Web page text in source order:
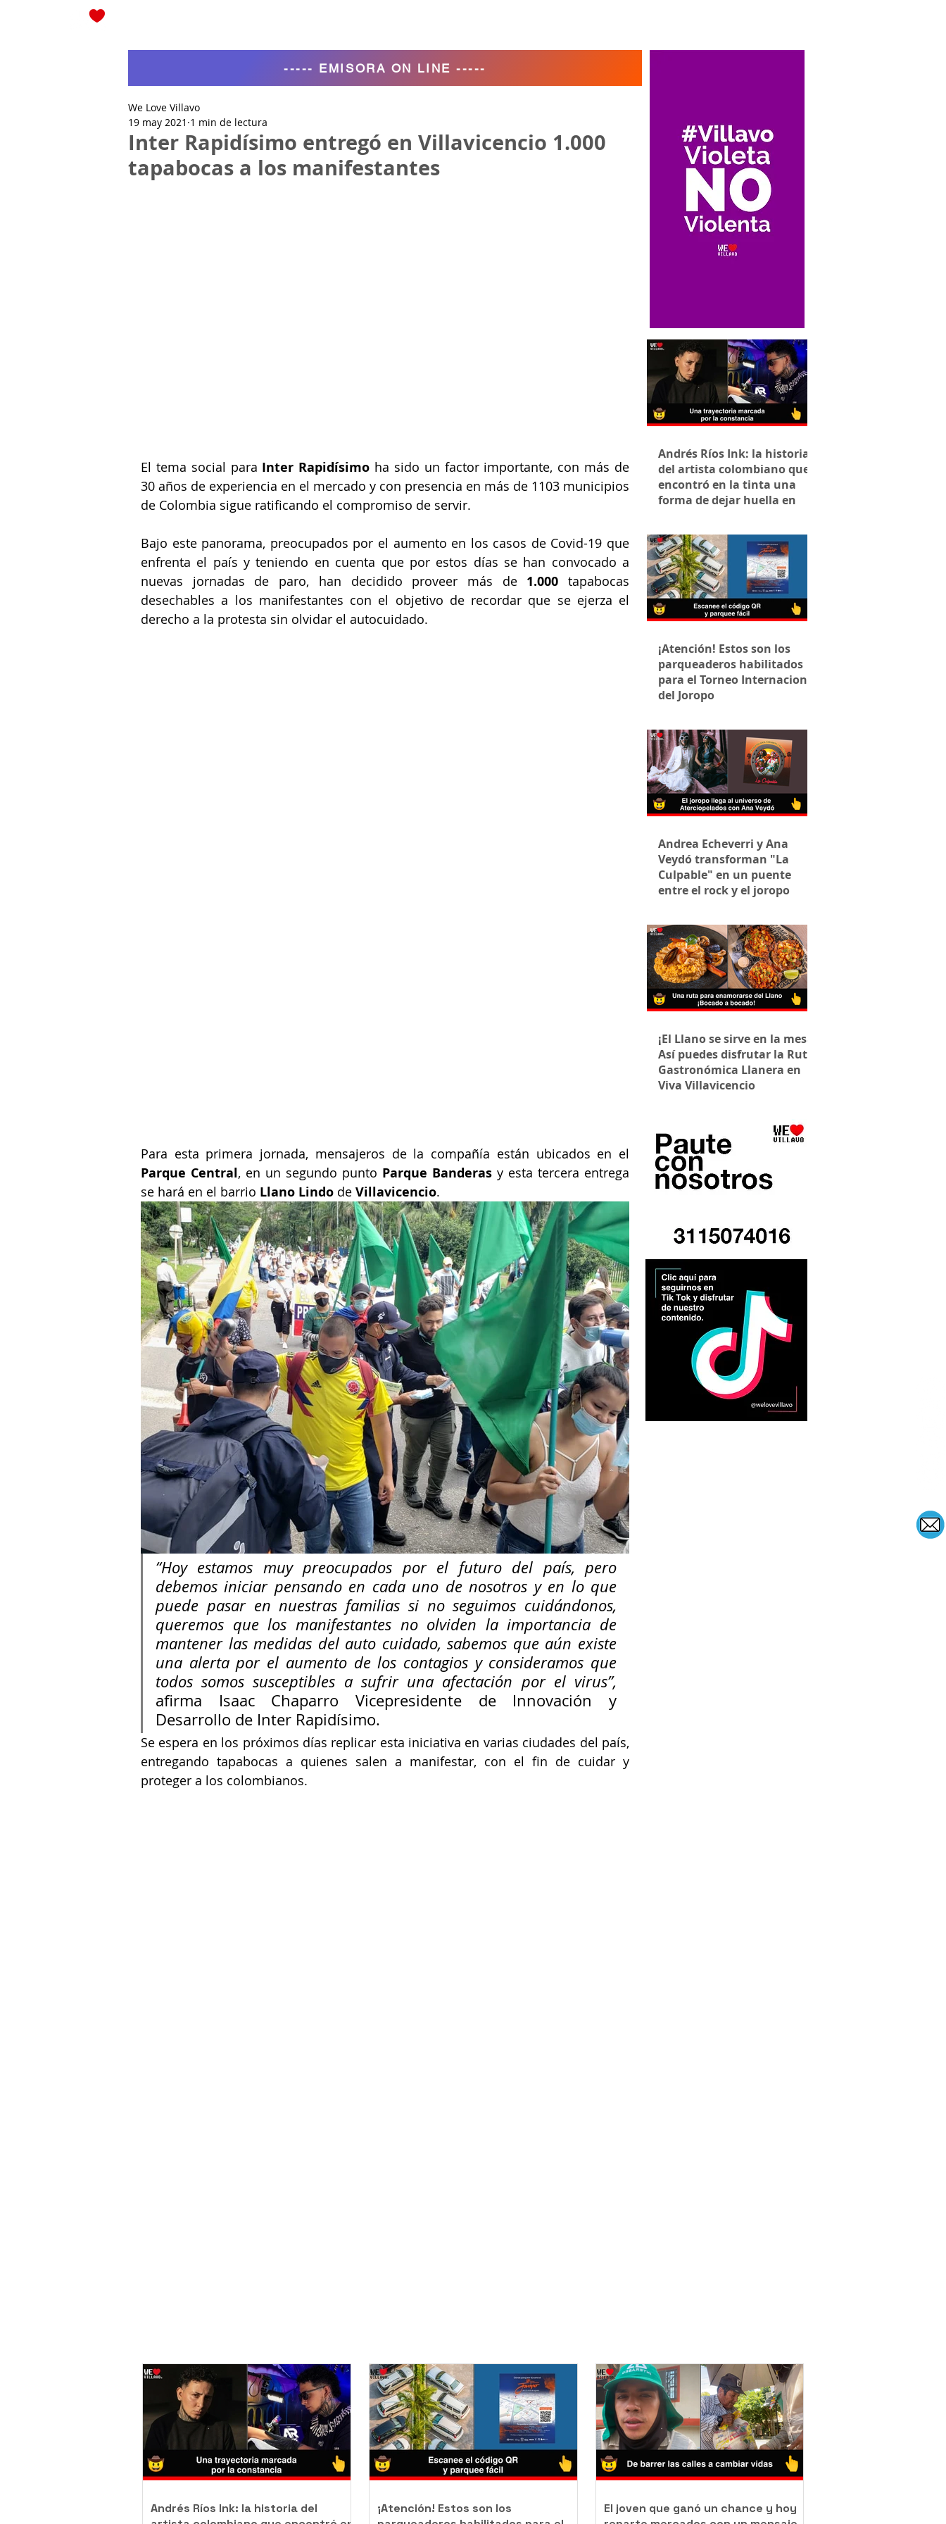
Inter Rapidísimo entregó en Villavicencio 1.000
tapabocas a los manifestantes
We Love Villavo
19 may 2021 1 min de lectura
El tema social para Inter Rapidísimo ha sido un factor importante, con más de
30 años de experiencia en el mercado y con presencia en más de 1103 municipios
de Colombia sigue ratificando el compromiso de servir.
Bajo este panorama, preocupados por el aumento en los casos de Covid-19 que
enfrenta el país y teniendo en cuenta que por estos días se han convocado a
nuevas jornadas de paro, han decidido proveer más de 1.000 tapabocas
desechables a los manifestantes con el objetivo de recordar que se ejerza el
derecho a la protesta sin olvidar el autocuidado.
Parque Central, en un segundo punto Parque Banderas y esta tercera entrega
se hará en el barrio Llano Lindo de Villavicencio.
“Hoy estamos muy preocupados por el futuro del país, pero
debemos iniciar pensando en cada uno de nosotros y en lo que
puede pasar en nuestras familias si no seguimos cuidándonos,
queremos que los manifestantes no olviden la importancia de
mantener las medidas del auto cuidado, sabemos que aún existe
una alerta por el aumento de los contagios y consideramos que
afirma Isaac Chaparro Vicepresidente de Innovación y
Desarrollo de Inter Rapidísimo.
Se espera en los próximos días replicar esta iniciativa en varias ciudades del país,
entregando tapabocas a quienes salen a manifestar, con el fin de cuidar y
proteger a los colombianos.
----- EMISORA ON LINE -----
Andrés Ríos Ink: la historia
del artista colombiano que
encontró en la tinta una
forma de dejar huella en
¡Atención! Estos son los
parqueaderos habilitados
para el Torneo Internacional
del Joropo
Andrea Echeverri y Ana
Veydó transforman "La
Culpable" en un puente
entre el rock y el joropo
¡El Llano se sirve en la mesa!
Así puedes disfrutar la Ruta
Gastronómica Llanera en
Viva Villavicencio
Andrés Ríos Ink: la historia del
¡Atención! Estos son los
El joven que ganó un chance y hoy